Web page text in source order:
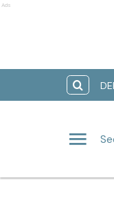
Ads